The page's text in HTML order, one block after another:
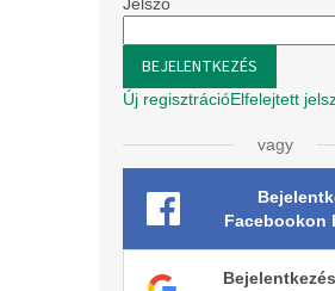
BEJELENTKEZÉS
Új regisztrációElfelejtett
vagy
Facebookon